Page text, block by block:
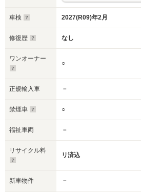
車検 2027(R09)年2月
修復歴 なし
ワンオーナー
○
正規輸入車 －
禁煙車 ○
福祉車両 －
リサイクル料
リ済込
新車物件 －